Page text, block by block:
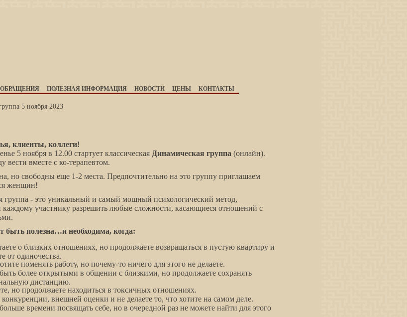
ПОЛЕЗНАЯ ИНФОРМАЦИЯ НОВОСТИ ЦЕНЫ КОНТАКТЫ
5 ноября 2023
клиенты, коллеги!
5 ноября в 12.00 стартует классическая Динамическая группа (онлайн).
вести вместе с ко-терапевтом.
но свободны еще 1-2 места. Предпочтительно на это группу приглашаем
женщин!
группа - это уникальный и самый мощный психологический метод,
участнику разрешить любые сложности, касающиеся отношений с
быть полезна…и необходима, когда:
о близких отношениях, но продолжаете возвращаться в пустую квартиру и
от одиночества.
поменять работу, но почему-то ничего для этого не делаете.
более открытыми в общении с близкими, но продолжаете сохранять
дистанцию.
но продолжаете находиться в токсичных отношениях.
конкуренции, внешней оценки и не делаете то, что хотите на самом деле.
времени посвящать себе, но в очередной раз не можете найти для этого